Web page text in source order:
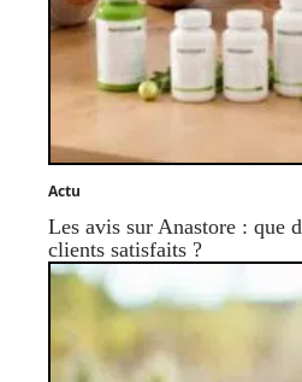
Actu
Les avis sur Anastore : que
clients satisfaits ?